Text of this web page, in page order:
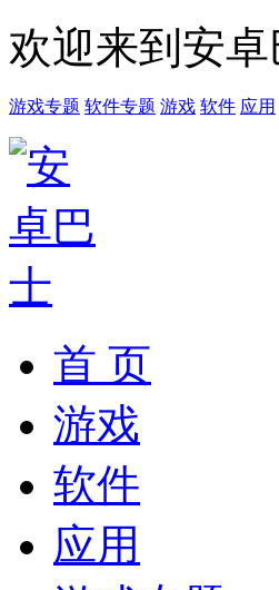
欢迎来到安
游戏专题 软件专题 游戏 软件 应用
首 页
游戏
软件
应用